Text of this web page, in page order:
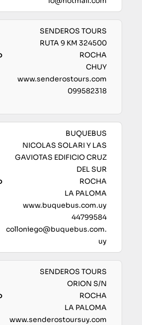
SENDEROS TOURS
RUTA 9 KM 324500
ROCHA
CHUY
www.senderostours.com
099582318
BUQUEBUS
NICOLAS SOLARI Y LAS
GAVIOTAS EDIFICIO CRUZ
DEL SUR
ROCHA
LA PALOMA
www.buquebus.com.uy
44799584
colloniego@buquebus.com.
uy
SENDEROS TOURS
ORION S/N
ROCHA
LA PALOMA
www.senderostoursuy.com